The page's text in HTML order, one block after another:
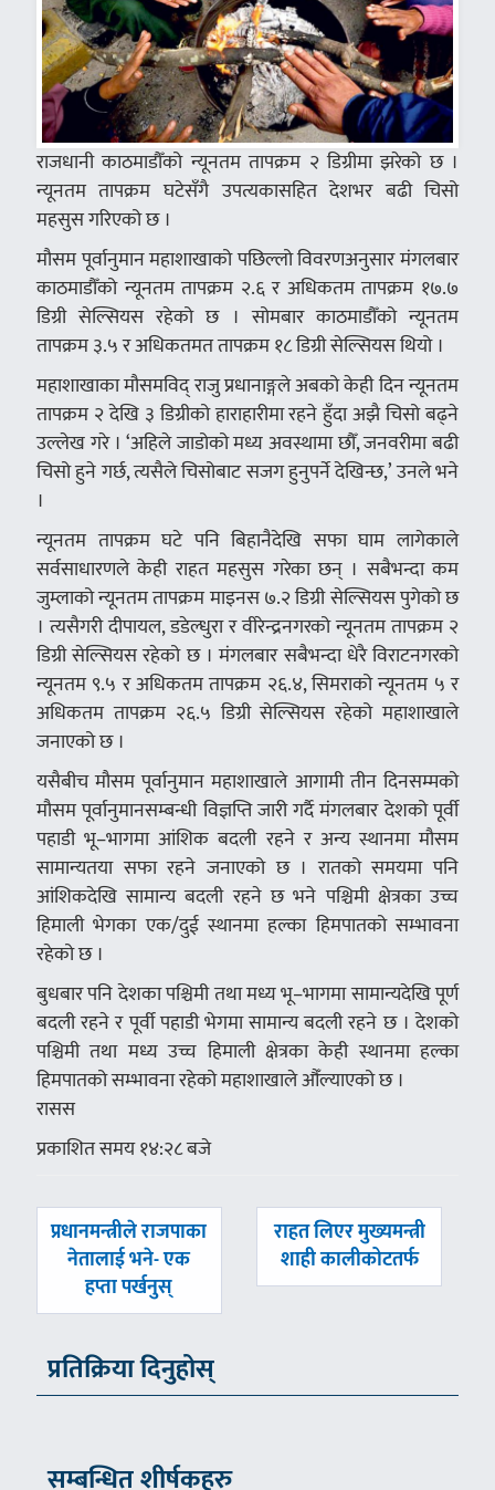
राजधानी काठमाडौँको न्यूनतम तापक्रम २ डिग्रीमा झरेको छ ।
न्यूनतम तापक्रम घटेसँगै उपत्यकासहित देशभर बढी चिसो
महसुस गरिएको छ ।
मौसम पूर्वानुमान महाशाखाको पछिल्लो विवरणअनुसार मंगलबार
काठमाडौँको न्यूनतम तापक्रम २.६ र अधिकतम तापक्रम १७.७
डिग्री सेल्सियस रहेको छ । सोमबार काठमाडौँको न्यूनतम
तापक्रम ३.५ र अधिकतमत तापक्रम १८ डिग्री सेल्सियस थियो ।
महाशाखाका मौसमविद् राजु प्रधानाङ्गले अबको केही दिन न्यूनतम
तापक्रम २ देखि ३ डिग्रीको हाराहारीमा रहने हुँदा अझै चिसो बढ्ने
उल्लेख गरे । ‘अहिले जाडोको मध्य अवस्थामा छौँ, जनवरीमा बढी
चिसो हुने गर्छ, त्यसैले चिसोबाट सजग हुनुपर्ने देखिन्छ,’ उनले भने
।
न्यूनतम तापक्रम घटे पनि बिहानैदेखि सफा घाम लागेकाले
सर्वसाधारणले केही राहत महसुस गरेका छन् । सबैभन्दा कम
जुम्लाको न्यूनतम तापक्रम माइनस ७.२ डिग्री सेल्सियस पुगेको छ
। त्यसैगरी दीपायल, डडेल्धुरा र वीरेन्द्रनगरको न्यूनतम तापक्रम २
डिग्री सेल्सियस रहेको छ । मंगलबार सबैभन्दा धेरै विराटनगरको
न्यूनतम ९.५ र अधिकतम तापक्रम २६.४, सिमराको न्यूनतम ५ र
अधिकतम तापक्रम २६.५ डिग्री सेल्सियस रहेको महाशाखाले
जनाएको छ ।
यसैबीच मौसम पूर्वानुमान महाशाखाले आगामी तीन दिनसम्मको
मौसम पूर्वानुमानसम्बन्धी विज्ञप्ति जारी गर्दै मंगलबार देशको पूर्वी
पहाडी भू–भागमा आंशिक बदली रहने र अन्य स्थानमा मौसम
सामान्यतया सफा रहने जनाएको छ । रातको समयमा पनि
आंशिकदेखि सामान्य बदली रहने छ भने पश्चिमी क्षेत्रका उच्च
हिमाली भेगका एक/दुई स्थानमा हल्का हिमपातको सम्भावना
रहेको छ ।
बुधबार पनि देशका पश्चिमी तथा मध्य भू–भागमा सामान्यदेखि पूर्ण
बदली रहने र पूर्वी पहाडी भेगमा सामान्य बदली रहने छ । देशको
पश्चिमी तथा मध्य उच्च हिमाली क्षेत्रका केही स्थानमा हल्का
हिमपातको सम्भावना रहेको महाशाखाले औँल्याएको छ ।
रासस
प्रकाशित समय १४:२८ बजे
पछिल्लाे
प्रधानमन्त्रीले राजपाका
नेतालाई भने- एक
हप्ता पर्खनुस्
अघिल्लाे
राहत लिएर मुख्यमन्त्री
शाही कालीकोटतर्फ
प्रतिक्रिया दिनुहोस्
सम्बन्धित शीर्षकहरु